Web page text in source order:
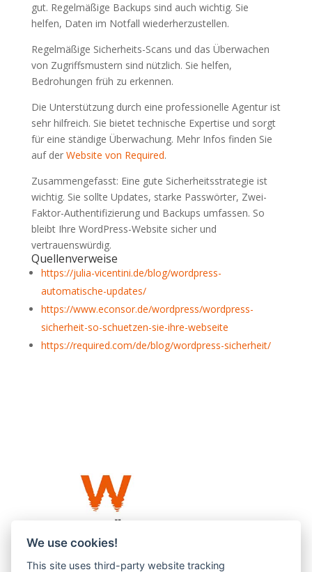
gut. Regelmäßige Backups sind auch wichtig. Sie
helfen, Daten im Notfall wiederherzustellen.
Regelmäßige Sicherheits-Scans und das Überwachen
von Zugriffsmustern sind nützlich. Sie helfen,
Bedrohungen früh zu erkennen.
Die Unterstützung durch eine professionelle Agentur ist
sehr hilfreich. Sie bietet technische Expertise und sorgt
für eine ständige Überwachung. Mehr Infos finden Sie
auf der Website von Required.
Zusammengefasst: Eine gute Sicherheitsstrategie ist
wichtig. Sie sollte Updates, starke Passwörter, Zwei-
Faktor-Authentifizierung und Backups umfassen. So
bleibt Ihre WordPress-Website sicher und
vertrauenswürdig.
Quellenverweise
https://julia-vicentini.de/blog/wordpress-
automatische-updates/
https://www.econsor.de/wordpress/wordpress-
sicherheit-so-schuetzen-sie-ihre-webseite
https://required.com/de/blog/wordpress-sicherheit/
We use cookies!
This site uses third-party website tracking